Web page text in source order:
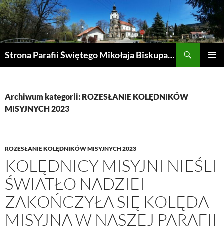
Przejdź
do
treści
Strona Parafii Świętego Mikołaja Biskupa w Żegocinie
Archiwum kategorii: ROZESŁANIE KOLĘDNIKÓW
MISYJNYCH 2023
ROZESŁANIE KOLĘDNIKÓW MISYJNYCH 2023
KOLĘDNICY MISYJNI NIEŚLI
ŚWIATŁO NADZIEI
ZAKOŃCZYŁA SIĘ KOLĘDA
MISYJNA W NASZEJ PARAFII